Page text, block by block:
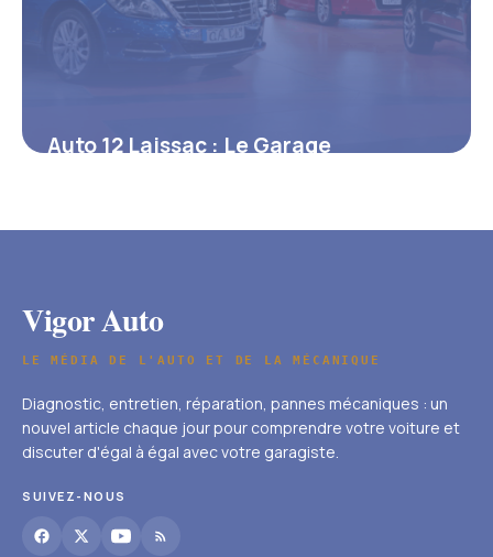
Auto 12 Laissac : Le Garage
Vigor Auto
LE MÉDIA DE L'AUTO ET DE LA MÉCANIQUE
Diagnostic, entretien, réparation, pannes mécaniques : un
nouvel article chaque jour pour comprendre votre voiture et
discuter d'égal à égal avec votre garagiste.
SUIVEZ-NOUS